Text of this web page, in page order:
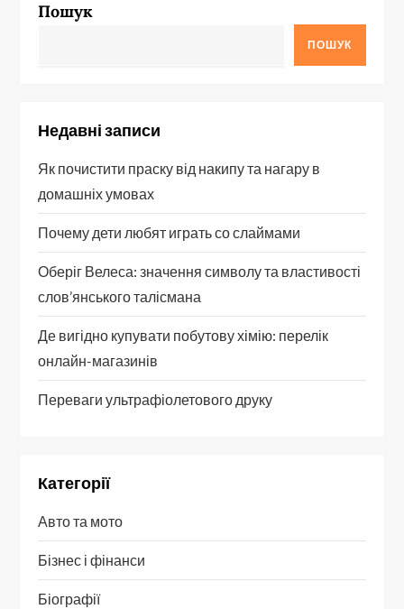
Пошук
ПОШУК
Недавні записи
Як почистити праску від накипу та нагару в
домашніх умовах
Почему дети любят играть со слаймами
Оберіг Велеса: значення символу та властивості
слов’янського талісмана
Де вигідно купувати побутову хімію: перелік
онлайн-магазинів
Переваги ультрафіолетового друку
Категорії
Авто та мото
Бізнес і фінанси
Біографії